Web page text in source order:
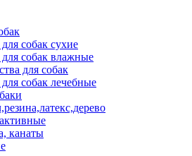
собак сухие
собак влажные
для собак
собак лечебные
канаты